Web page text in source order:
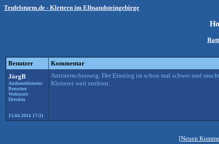
Teufelsturm.de - Klettern im Elbsandsteingebirge
Benutzer
Kommentar
JörgB
Authentifizierter
Benutzer
Wohnort:
Dresden
13.04.2014 17:31
Antisternchenweg. Der Einstieg ist schon mal schwer und
Kletterei weit entfernt.
[Neuen